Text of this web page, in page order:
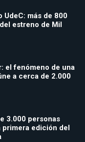
UdeC: más de 800
estreno de Mil
el fenómeno de una
a cerca de 2.000
3.000 personas
primera edición del